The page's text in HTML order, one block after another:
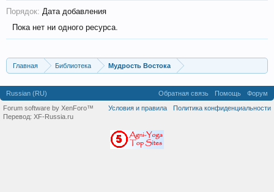
Порядок: Дата добавления
Пока нет ни одного ресурса.
Главная Библиотека Мудрость Востока
Russian (RU) Обратная связь Помощь
Форум
Условия и правила
Политика конфиденциальности
Forum software by XenForo™
Перевод: XF-Russia.ru